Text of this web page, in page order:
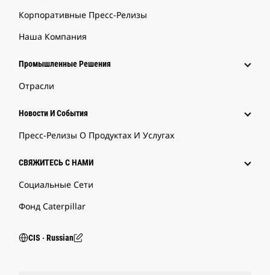
Корпоративные Пресс-Релизы
Наша Компания
Промышленные Решения
Отрасли
Новости И События
Пресс-Релизы О Продуктах И Услугах
СВЯЖИТЕСЬ С НАМИ
Социальные Сети
Фонд Caterpillar
CIS ‧ Russian